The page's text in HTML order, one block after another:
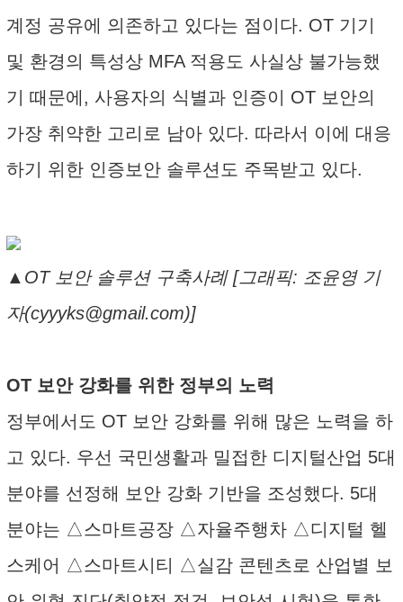
계정 공유에 의존하고 있다는 점이다. OT 기기
및 환경의 특성상 MFA 적용도 사실상 불가능했
기 때문에, 사용자의 식별과 인증이 OT 보안의
가장 취약한 고리로 남아 있다. 따라서 이에 대응
하기 위한 인증보안 솔루션도 주목받고 있다.
▲OT 보안 솔루션 구축사례 [그래픽: 조윤영 기
자(cyyyks@gmail.com)]
OT 보안 강화를 위한 정부의 노력
정부에서도 OT 보안 강화를 위해 많은 노력을 하
고 있다. 우선 국민생활과 밀접한 디지털산업 5대
분야를 선정해 보안 강화 기반을 조성했다. 5대
분야는 △스마트공장 △자율주행차 △디지털 헬
스케어 △스마트시티 △실감 콘텐츠로 산업별 보